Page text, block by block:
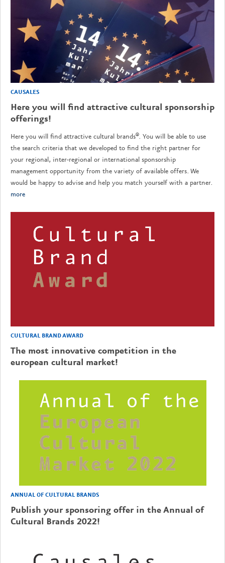
CAUSALES
Here you will find attractive cultural sponsorship
offerings!
Here you will find attractive cultural brands®. You will be able to use
the search criteria that we developed to find the right partner for
your regional, inter-regional or international sponsorship
management opportunity from the variety of available offers. We
would be happy to advise and help you match yourself with a partner.
more
CULTURAL BRAND AWARD
The most innovative competition in the
european cultural market!
ANNUAL OF CULTURAL BRANDS
Publish your sponsoring offer in the Annual of
Cultural Brands 2022!